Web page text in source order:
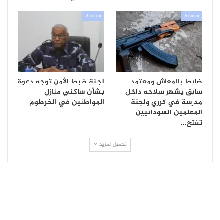
سياسية
ضابط بالمعاش ومعتمد
سابق يشهر سلاحه داخل
مدرسة في كرري ولجنة
المعلمين السودانيين
تفتح…
سياسية
لجنة ضبط الأمن توجه دعوة
بشأن ساكني منازل
المواطنين في الخرطوم
تحميل المزيد